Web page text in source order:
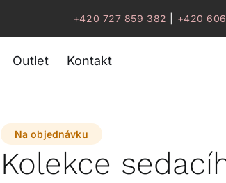
+420 727 859 382 +420
Outlet Kontakt
Na objednávku
Kolekce